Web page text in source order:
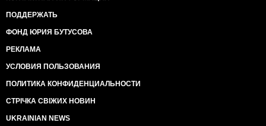
ПОДДЕРЖАТЬ
ФОНД ЮРИЯ БУТУСОВА
РЕКЛАМА
УСЛОВИЯ ПОЛЬЗОВАНИЯ
ПОЛИТИКА КОНФИДЕНЦИАЛЬНОСТИ
СТРІЧКА СВІЖИХ НОВИН
UKRAINIAN NEWS